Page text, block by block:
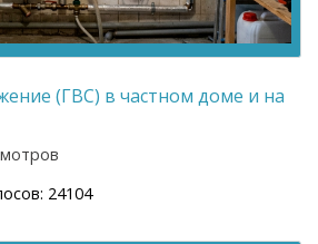
(ГВС) в частном доме и на
24104